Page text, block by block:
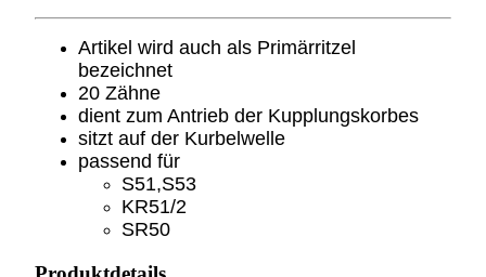
Artikel wird auch als Primärritzel
bezeichnet
20 Zähne
dient zum Antrieb der Kupplungskorbes
sitzt auf der Kurbelwelle
passend für
S51,S53
KR51/2
SR50